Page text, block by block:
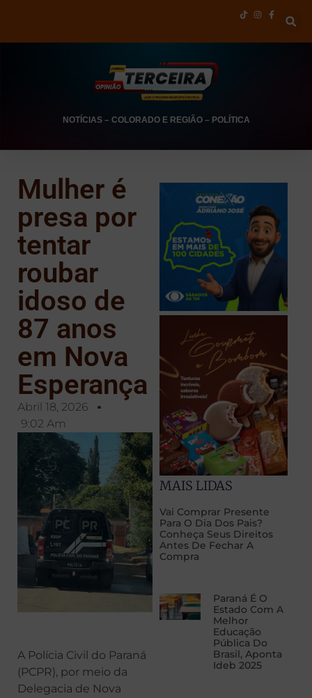
NOTÍCIAS– COLORADO E REGIÃO– POLÍTICA
Mulher é
presa por
tentar
roubar
idoso de
87 anos
em Nova
Esperança
Abril 18, 2026
9:02 Am
A Polícia Civil do Paraná
(PCPR), por meio da
Delegacia de Nova
MAIS LIDAS
Vai Comprar Presente
Para O Dia Dos Pais?
Conheça Seus Direitos
Antes De Fechar A
Compra
Paraná É O
Estado Com A
Melhor
Educação
Pública Do
Brasil, Aponta
Ideb 2025